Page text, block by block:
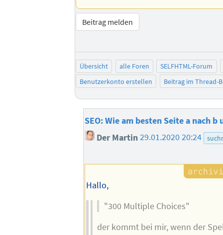
Beitrag melden
Übersicht alle Foren
SELFHTML-Forum
Benutzerkonto erstellen
Beitrag im Thread-
SEO: Wie am besten Seite a nach b
Der Martin29.01.2020 20:24
Hallo,
"300 Multiple Choices"
der kommt bei mir, wenn der